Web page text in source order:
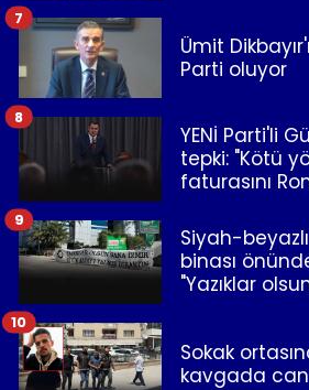
Ümit
Parti oluyor
7
YENİ Parti'li
tepki: "Kötü
faturasını
8
Siyah-
binası
"Yazıklar
9
Sokak
kavgada
10